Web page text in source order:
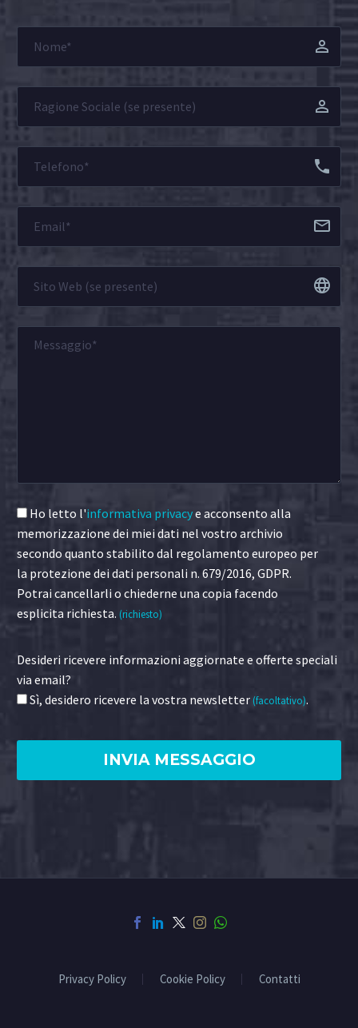
Ho letto l'informativa privacye acconsento alla
memorizzazione dei miei dati nel vostro archivio
secondo quanto stabilito dal regolamento europeo per
la protezione dei dati personali n. 679/2016, GDPR.
Potrai cancellarli o chiederne una copia facendo
esplicita richiesta. (richiesto)
Desideri ricevere informazioni aggiornate e offerte speciali
via email?
Sì, desidero ricevere la vostra newsletter(facoltativo).
Privacy Policy Cookie Policy Contatti